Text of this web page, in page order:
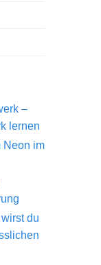
–
lernen
Neon im
du